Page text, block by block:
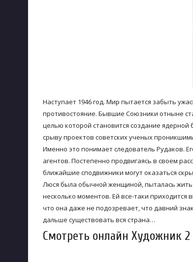
Наступает 1946 год. Мир пытается забыть
противостояние. Бывшие Союзники отныне
целью которой становится создание
срыву проектов советских ученых
Именно это понимает следователь Рудаков.
агентов. Постепенно продвигаясь в своем
ближайшие сподвижники могут оказаться
Люся была обычной женщиной, пыталась жить
несколько моментов. Ей все-таки
что она даже не подозревает, что давний
дальше существовать вся страна…
Смотреть онлайн Художник 2